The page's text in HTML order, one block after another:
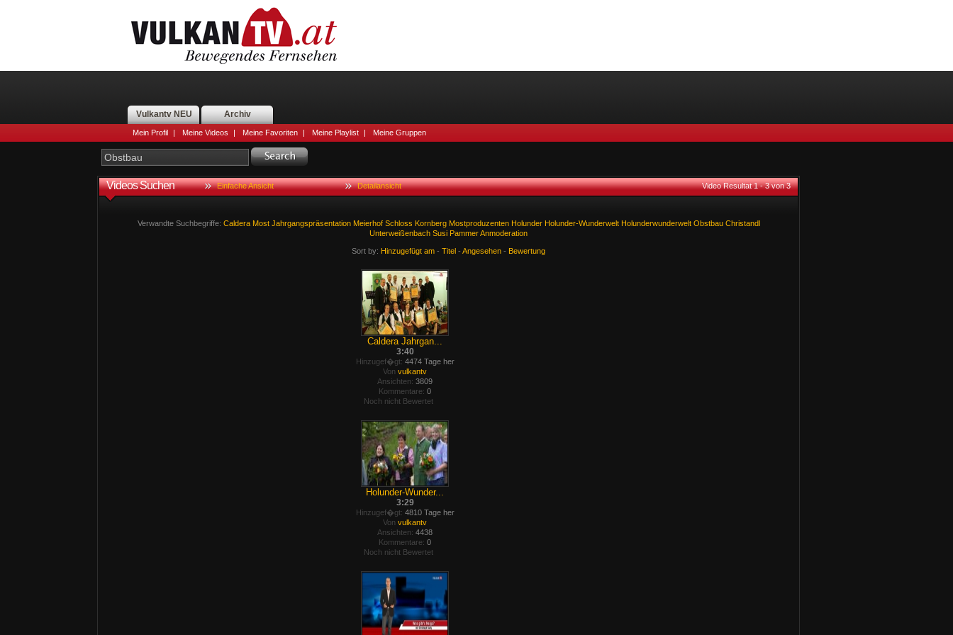
Vulkantv NEU Archiv
Mein Profil | Meine Videos | Meine Favoriten | Meine Playlist | Meine Gruppen
Videos Suchen Einfache Ansicht Detailansicht Video Resultat 1 - 3 von 3
Verwandte Suchbegriffe: Caldera Most Jahrgangspräsentation Meierhof Schloss Kornberg Mostproduzenten Holunder Holunder-Wunderwelt Holunderwunderwelt Obstbau Christandl
Unterweißenbach Susi PammerAnmoderation
Sort by: Hinzugefügt am - Titel - Angesehen - Bewertung
Caldera Jahrgan...
3:40
Hinzugef�gt: 4474 Tage her
Von vulkantv
Ansichten: 3809
Kommentare: 0
Noch nicht Bewertet
Holunder-Wunder...
3:29
Hinzugef�gt: 4810 Tage her
Von vulkantv
Ansichten: 4438
Kommentare: 0
Noch nicht Bewertet